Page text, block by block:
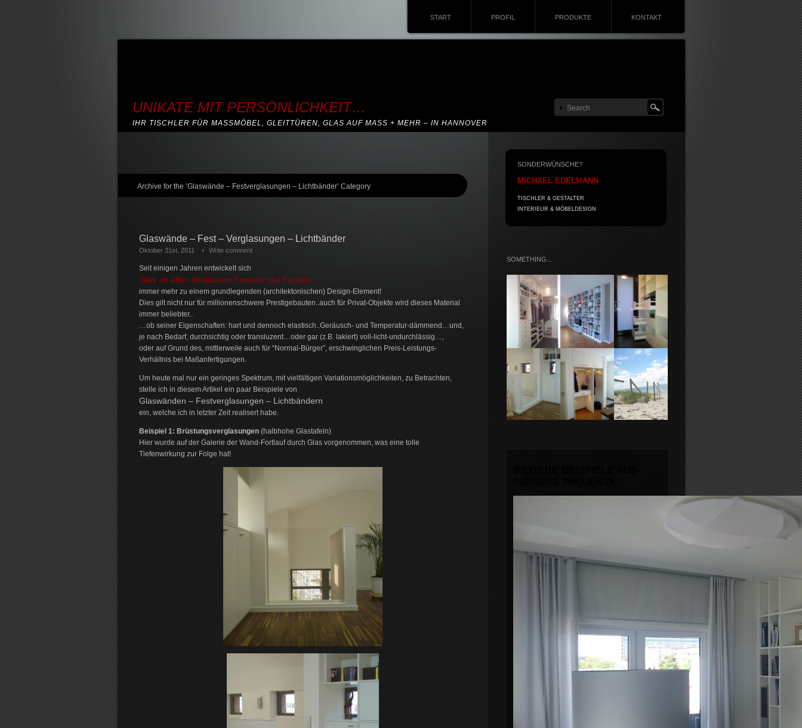
START PROFIL PRODUKTE KONTAKT
UNIKATE MIT PERSÖNLICHKEIT…
IHR TISCHLER FÜR MASSMÖBEL, GLEITTÜREN, GLAS AUF MASS + MEHR – IN HANNOVER
Archive for the ‘Glaswände – Festverglasungen – Lichtbänder’ Category
Glaswände – Fest – Verglasungen – Lichtbänder
Oktober 31st, 2011 Write comment
Seit einigen Jahren entwickelt sich
Glas -in allen denkbaren Formen und Farben-
immer mehr zu einem grundlegenden (architektonischen) Design-Element!
Dies gilt nicht nur für millionenschwere Prestigebauten..auch für Privat-Objekte wird dieses Material
immer beliebter..
…ob seiner Eigenschaften: hart und dennoch elastisch..Geräusch- und Temperatur-dämmend…und,
je nach Bedarf, durchsichtig oder transluzent…oder gar (z.B. lakiert) voll-licht-undurchlässig…,
oder auf Grund des, mittlerweile auch für “Normal-Bürger”, erschwinglichen Preis-Leistungs-
Verhältnis bei Maßanfertigungen.
Um heute mal nur ein geringes Spektrum, mit vielfältigen Variationsmöglichkeiten, zu Betrachten,
stelle ich in diesem Artikel ein paar Beispiele von
Glaswänden – Festverglasungen – Lichtbändern
ein, welche ich in letzter Zeit realisert habe.
Beispiel 1: Brüstungsverglasungen(halbhohe Glastafeln)
Hier wurde auf der Galerie der Wand-Fortlauf durch Glas vorgenommen, was eine tolle
Tiefenwirkung zur Folge hat!
SONDERWÜNSCHE?
MICHAEL EDELMANN
TISCHLER & GESTALTER
INTERIEUR & MÖBELDESIGN
SOMETHING...